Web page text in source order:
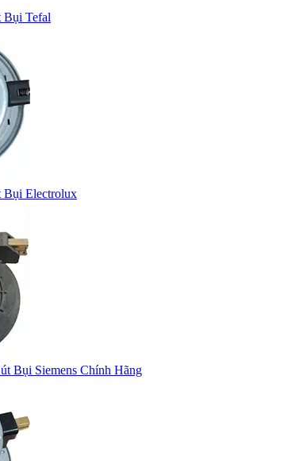
Tefal
Electrolux
Bụi Siemens Chính Hãng